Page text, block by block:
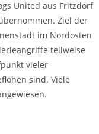
United aus Fritzdorf
Ziel der
im Nordosten
teilweise
vieler
sind. Viele